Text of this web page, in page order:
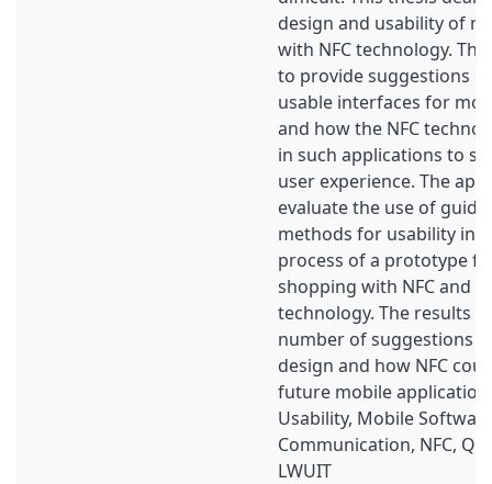
design and usability of
with NFC technology.
to provide suggestions
usable interfaces for
and how the NFC
in such applications to
user experience. The
evaluate the use of
methods for usability in
process of a prototype
shopping with NFC and
technology. The results
number of suggestions
design and how NFC
future mobile
Usability, Mobile
Communication, NFC, QR
LWUIT